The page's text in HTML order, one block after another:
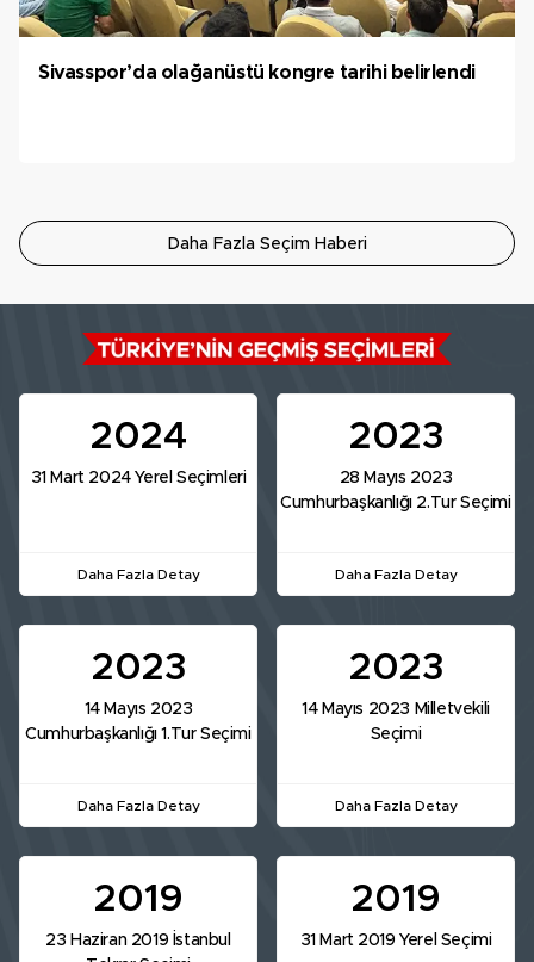
Sivasspor’da olağanüstü kongre tarihi belirlendi
Daha Fazla Seçim Haberi
2024
31 Mart 2024 Yerel Seçimleri
Daha Fazla Detay
2023
28 Mayıs 2023
Cumhurbaşkanlığı 2.Tur Seçimi
Daha Fazla Detay
2023
14 Mayıs 2023
Cumhurbaşkanlığı 1.Tur Seçimi
Daha Fazla Detay
2023
14 Mayıs 2023 Milletvekili
Seçimi
Daha Fazla Detay
2019
23 Haziran 2019 İstanbul
2019
31 Mart 2019 Yerel Seçimi